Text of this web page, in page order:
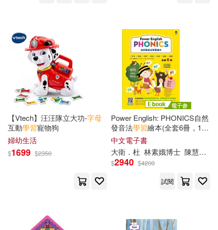
Stephen(57)
X. J./ Kennedy(57)
吳義勤（主編）(57)
朱海峰(57)
東雨文化編輯部(57)
小池直子(55) Mari(54)
致良(271)
笛藤(269)
聯經出版公司(264)
布可屋(263) 東雨文化(262)
【Vtech】汪汪隊立大功-字母
互動學習寵物狗
婦幼生活
$1699 $2350
Power English: PHONICS自然
發音法學習繪本(全套6冊，1冊
字母學習本
冊複習練習本&附專業外籍英
語教師錄製學習音檔) (電子書)
中文電子書
大衛．杜 林素娥博士 陳慧伶
$2940 $4200
試閱